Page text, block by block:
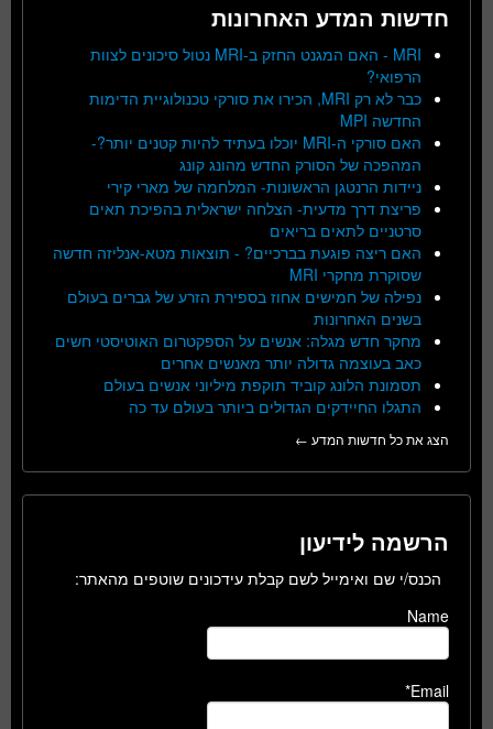
חדשות המדע האחרונות
MRI - האם המגנט החזק ב-MRI נטול סיכונים לצוות
הרפואי?
כבר לא רק MRI, הכירו את סורקי טכנולוגיית הדימות
החדשה MPI
האם סורקי ה-MRI יוכלו בעתיד להיות קטנים יותר?-
המהפכה של הסורק החדש מהונג קונג
ניידות הרנטגן הראשונות- המלחמה של מארי קירי
פריצת דרך מדעית- הצלחה ישראלית בהפיכת תאים
סרטניים לתאים בריאים
האם ריצה פוגעת בברכיים? - תוצאות מטא-אנליזה חדשה
שסוקרת מחקרי MRI
נפילה של חמישים אחוז בספירת הזרע של גברים בעולם
בשנים האחרונות
מחקר חדש מגלה: אנשים על הספקטרום האוטיסטי חשים
כאב בעוצמה גדולה יותר מאנשים אחרים
תסמונת הלונג קוביד תוקפת מיליוני אנשים בעולם
התגלו החיידקים הגדולים ביותר בעולם עד כה
הצג את כל חדשות המדע ←
הרשמה לידיעון
הכנס/י שם ואימייל לשם קבלת עידכונים שוטפים מהאתר:
Name
Email*